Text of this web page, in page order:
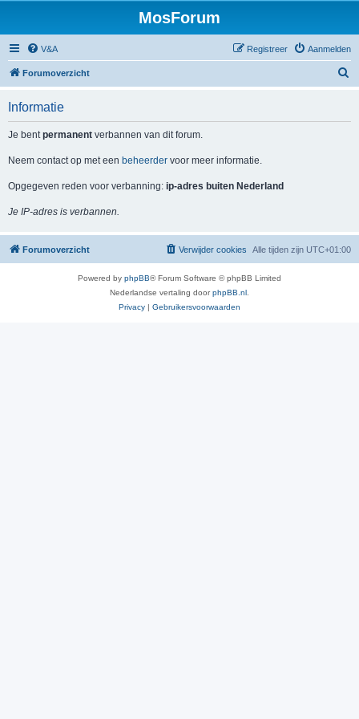
MosForum
V&A Aanmelden
Registreer
Forumoverzicht
Informatie
Je bentpermanent verbannen van dit forum.
Neem contact op met een beheerder voor meer informatie.
Opgegeven reden voor verbanning: ip-adres buiten Nederland
Je IP-adres is verbannen.
Forumoverzicht Alle tijden zijn UTC+01:00
Verwijder cookies
Powered by phpBB® Forum Software © phpBB Limited
Nederlandse vertaling doorphpBB.nl
Privacy | Gebruikersvoorwaarden